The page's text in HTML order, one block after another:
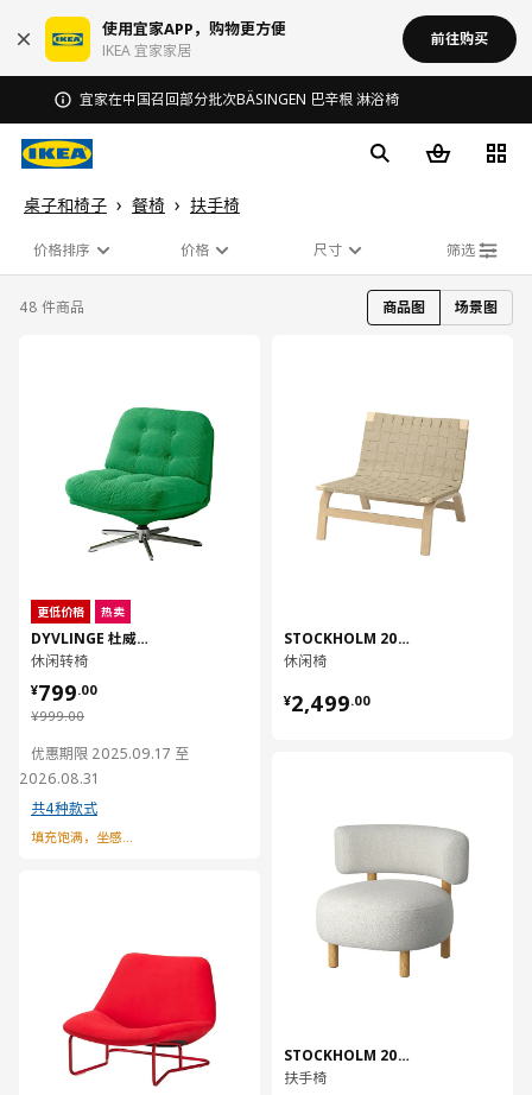
使用宜家APP，购物更方便
IKEA 宜家家居
前往购买
桌子和椅子 餐椅 扶手椅
价格排序 价格 尺寸 筛选
48 件商品 商品图 场景图
更低价格 热卖
DYVLINGE 杜威林格
休闲转椅
¥999.00
¥ 999.00
¥799.00
¥ 799.00
优惠期限 2025.09.17 至
2026.08.31
共4种款式
填充饱满，坐感舒适
STOCKHOLM 2025 斯德哥尔摩 2025
休闲椅
¥2,499.00
¥ 2499.00
STOCKHOLM 2025 斯德哥尔摩 2025
扶手椅